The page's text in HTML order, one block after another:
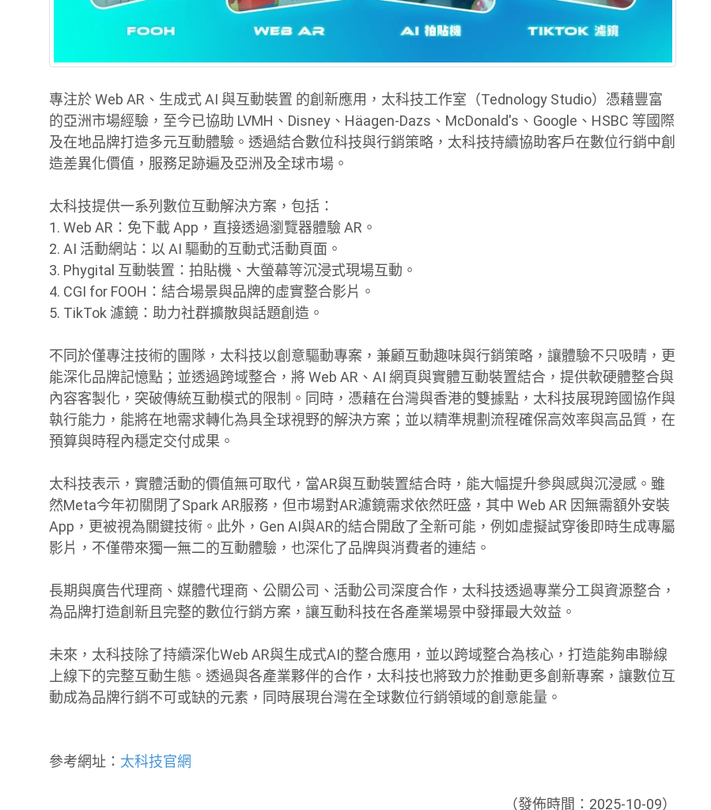
專注於 Web AR、生成式 AI 與互動裝置 的創新應用，太科技工作室（Tednology Studio）憑藉豐富
的亞洲市場經驗，至今已協助 LVMH、Disney、Häagen-Dazs、McDonald's、Google、HSBC 等國際
及在地品牌打造多元互動體驗。透過結合數位科技與行銷策略，太科技持續協助客戶在數位行銷中創
造差異化價值，服務足跡遍及亞洲及全球市場。
太科技提供一系列數位互動解決方案，包括：
1. Web AR：免下載 App，直接透過瀏覽器體驗 AR。
2. AI 活動網站：以 AI 驅動的互動式活動頁面。
3. Phygital 互動裝置：拍貼機、大螢幕等沉浸式現場互動。
4. CGI for FOOH：結合場景與品牌的虛實整合影片。
5. TikTok 濾鏡：助力社群擴散與話題創造。
不同於僅專注技術的團隊，太科技以創意驅動專案，兼顧互動趣味與行銷策略，讓體驗不只吸睛，更
能深化品牌記憶點；並透過跨域整合，將 Web AR、AI 網頁與實體互動裝置結合，提供軟硬體整合與
內容客製化，突破傳統互動模式的限制。同時，憑藉在台灣與香港的雙據點，太科技展現跨國協作與
執行能力，能將在地需求轉化為具全球視野的解決方案；並以精準規劃流程確保高效率與高品質，在
預算與時程內穩定交付成果。
太科技表示，實體活動的價值無可取代，當AR與互動裝置結合時，能大幅提升參與感與沉浸感。雖
然Meta今年初關閉了Spark AR服務，但市場對AR濾鏡需求依然旺盛，其中 Web AR 因無需額外安裝
App，更被視為關鍵技術。此外，Gen AI與AR的結合開啟了全新可能，例如虛擬試穿後即時生成專屬
影片，不僅帶來獨一無二的互動體驗，也深化了品牌與消費者的連結。
長期與廣告代理商、媒體代理商、公關公司、活動公司深度合作，太科技透過專業分工與資源整合，
為品牌打造創新且完整的數位行銷方案，讓互動科技在各產業場景中發揮最大效益。
未來，太科技除了持續深化Web AR與生成式AI的整合應用，並以跨域整合為核心，打造能夠串聯線
上線下的完整互動生態。透過與各產業夥伴的合作，太科技也將致力於推動更多創新專案，讓數位互
動成為品牌行銷不可或缺的元素，同時展現台灣在全球數位行銷領域的創意能量。
參考網址： 太科技官網
（發佈時間：2025-10-09）